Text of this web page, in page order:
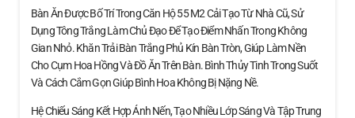
Bàn Ăn Được Bố Trí Trong Căn Hộ 55 M2 Cải Tạo Từ Nhà Cũ, Sử
Dụng Tông Trắng Làm Chủ Đạo Để Tạo Điểm Nhấn Trong Không
Gian Nhỏ. Khăn Trải Bàn Trắng Phủ Kín Bàn Tròn, Giúp Làm Nền
Cho Cụm Hoa Hồng Và Đồ Ăn Trên Bàn. Bình Thủy Tinh Trong Suốt
Và Cách Cắm Gọn Giúp Bình Hoa Không Bị Nặng Nề.
Hệ Chiếu Sáng Kết Hợp Ánh Nến, Tạo Nhiều Lớp Sáng Và Tập Trung